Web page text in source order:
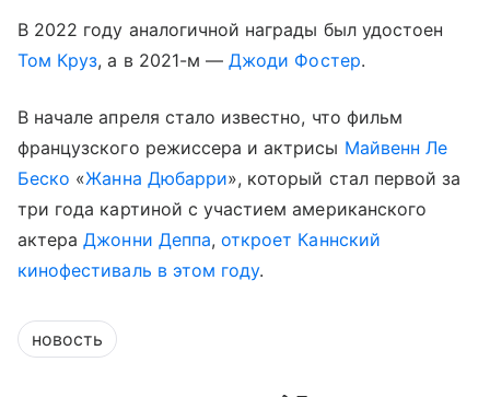
В 2022 году аналогичной награды был удостоен
Том Круз, а в 2021-м —Джоди Фостер.
В начале апреля стало известно, что фильм
французского режиссера и актрисы Майвенн Ле
Беско «Жанна Дюбарри», который стал первой за
три года картиной с участием американского
актераДжонни Деппа,откроет Каннский
кинофестиваль в этом году.
новость